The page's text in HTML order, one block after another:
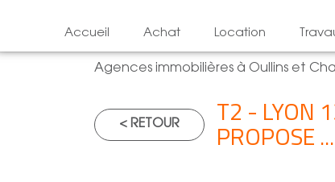
accueil achat location
Agences immobilières à Oullins et
< RETOUR T2 - LYON
PROPOSE ...